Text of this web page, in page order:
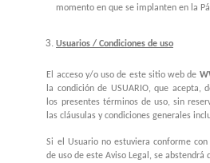
momento en que se implanten en la
Usuarios / Condiciones de uso
El acceso y/o uso de este sitio web de
la condición de USUARIO, que acepta,
los presentes términos de uso, sin
las cláusulas y condiciones generales
Si el Usuario no estuviera conforme
de uso de este Aviso Legal, se abstendrá